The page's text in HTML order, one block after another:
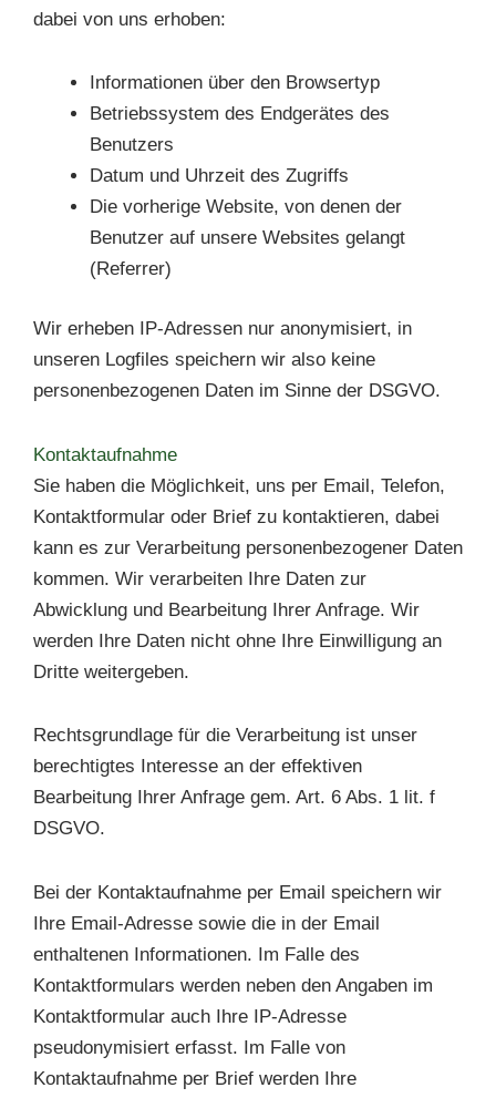
dabei von uns erhoben:
Informationen über den Browsertyp
Betriebssystem des Endgerätes des
Benutzers
Datum und Uhrzeit des Zugriffs
Die vorherige Website, von denen der
Benutzer auf unsere Websites gelangt
(Referrer)
Wir erheben IP-Adressen nur anonymisiert, in
unseren Logfiles speichern wir also keine
personenbezogenen Daten im Sinne der DSGVO.
Kontaktaufnahme
Sie haben die Möglichkeit, uns per Email, Telefon,
Kontaktformular oder Brief zu kontaktieren, dabei
kann es zur Verarbeitung personenbezogener Daten
kommen. Wir verarbeiten Ihre Daten zur
Abwicklung und Bearbeitung Ihrer Anfrage. Wir
werden Ihre Daten nicht ohne Ihre Einwilligung an
Dritte weitergeben.
Rechtsgrundlage für die Verarbeitung ist unser
berechtigtes Interesse an der effektiven
Bearbeitung Ihrer Anfrage gem. Art. 6 Abs. 1 lit. f
DSGVO.
Bei der Kontaktaufnahme per Email speichern wir
Ihre Email-Adresse sowie die in der Email
enthaltenen Informationen. Im Falle des
Kontaktformulars werden neben den Angaben im
Kontaktformular auch Ihre IP-Adresse
pseudonymisiert erfasst. Im Falle von
Kontaktaufnahme per Brief werden Ihre